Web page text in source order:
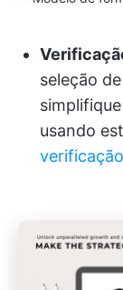
seleção
usando